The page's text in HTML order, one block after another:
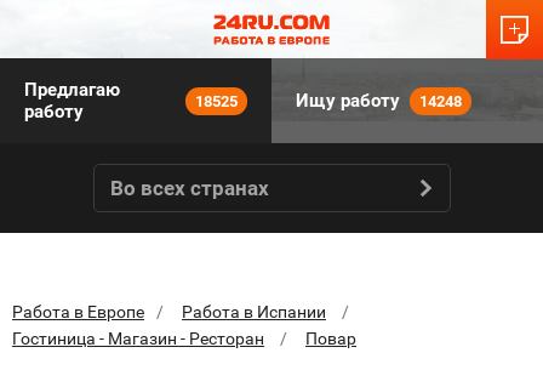
Предлагаю
работу
18525 Ищу работу 14248
Во всех странах
Работа в Европе
Работа в Испании
Гостиница - Магазин - Ресторан
Повар